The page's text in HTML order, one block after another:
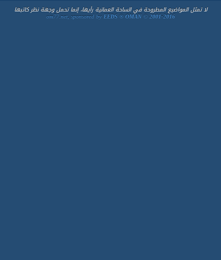
لا تمثل المواضيع المطروحة في الساحة العمانية رأيها، إنما تحمل وجهة نظر كاتبها
om77.net, sponsored byEEDS ® OMAN © 2001-2016